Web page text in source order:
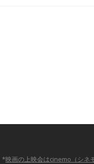
*映画の上映会はcinemo（シネ